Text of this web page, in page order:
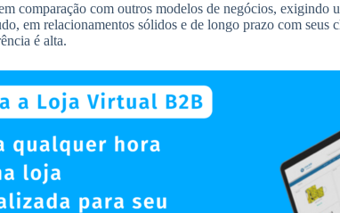
comparação com outros modelos de negócios, exigindo
em relacionamentos sólidos e de longo prazo com
é alta.